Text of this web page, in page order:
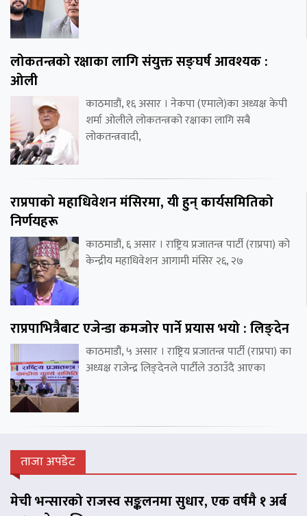
लोकतन्त्रको रक्षाका लागि संयुक्त सङ्घर्ष आवश्यक :
ओली
काठमाडौं, १६ असार । नेकपा (एमाले)का अध्यक्ष केपी
शर्मा ओलीले लोकतन्त्रको रक्षाका लागि सबै
लोकतन्त्रवादी,
राप्रपाको महाधिवेशन मंसिरमा, यी हुन् कार्यसमितिको
निर्णयहरू
काठमाडौं, ६ असार । राष्ट्रिय प्रजातन्त्र पार्टी (राप्रपा) को
केन्द्रीय महाधिवेशन आगामी मंसिर २६, २७
राप्रपाभित्रैबाट एजेन्डा कमजोर पार्ने प्रयास भयो : लिङ्देन
काठमाडौं, ५ असार । राष्ट्रिय प्रजातन्त्र पार्टी (राप्रपा) का
अध्यक्ष राजेन्द्र लिङ्देनले पार्टीले उठाउँदै आएका
ताजा अपडेट
मेची भन्सारको राजस्व सङ्कलनमा सुधार, एक वर्षमै १ अर्ब